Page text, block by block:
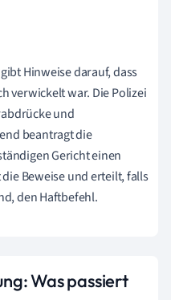
Hinweise darauf, dass
verwickelt war. Die Polizei
und
beantragt die
Gericht einen
Beweise und erteilt, falls
den Haftbefehl.
Was passiert